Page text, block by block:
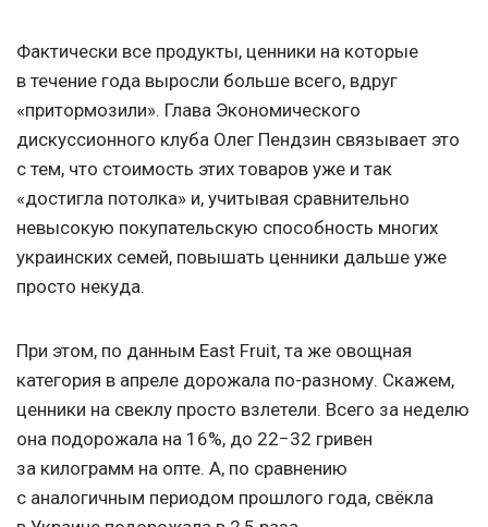
Фактически все продукты, ценники на которые
в течение года выросли больше всего, вдруг
«притормозили». Глава Экономического
дискуссионного клуба Олег Пендзин связывает это
с тем, что стоимость этих товаров уже и так
«достигла потолка» и, учитывая сравнительно
невысокую покупательскую способность многих
украинских семей, повышать ценники дальше уже
просто некуда.
При этом, по данным East Fruit, та же овощная
категория в апреле дорожала по-разному. Скажем,
ценники на свеклу просто взлетели. Всего за неделю
она подорожала на 16%, до 22−32 гривен
за килограмм на опте. А, по сравнению
с аналогичным периодом прошлого года, свёкла